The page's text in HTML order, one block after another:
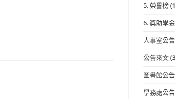
5. 榮譽榜
6. 獎助學金
人事室公告
公告來文
圖書館公告
學務處公告